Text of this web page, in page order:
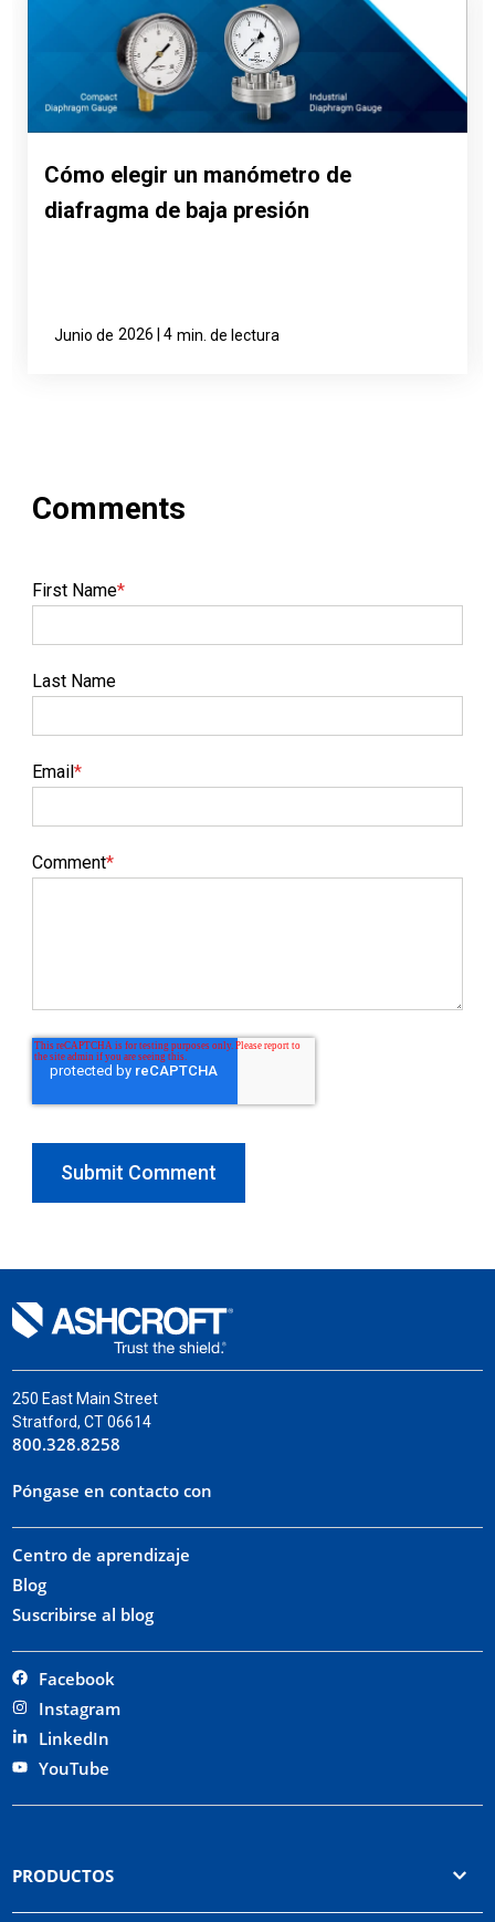
Cómo elegir un manómetro de
diafragma de baja presión
Junio de 2026 | 4 min. de lectura
First Name*
Last Name
Email*
Comment*
250 East Main Street
Stratford, CT 06614
800.328.8258
Póngase en contacto con
Centro de aprendizaje
Blog
Suscribirse al blog
Facebook
Instagram
LinkedIn
YouTube
PRODUCTOS